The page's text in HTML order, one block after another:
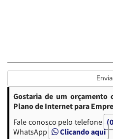
Gostaria de um orçamento
Plano de Internet para
Fale conosco pelo telefone
WhatsApp
Clicando aqui